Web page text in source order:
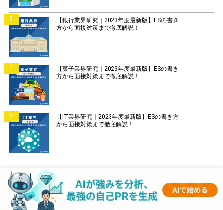
3
【銀行業界研究｜2023年度最新版】ESの書き
方から面接対策まで徹底解説！
4
【菓子業界研究｜2023年度最新版】ESの書き
方から面接対策まで徹底解説！
5
【IT業界研究｜2023年度最新版】ESの書き方
から面接対策まで徹底解説！